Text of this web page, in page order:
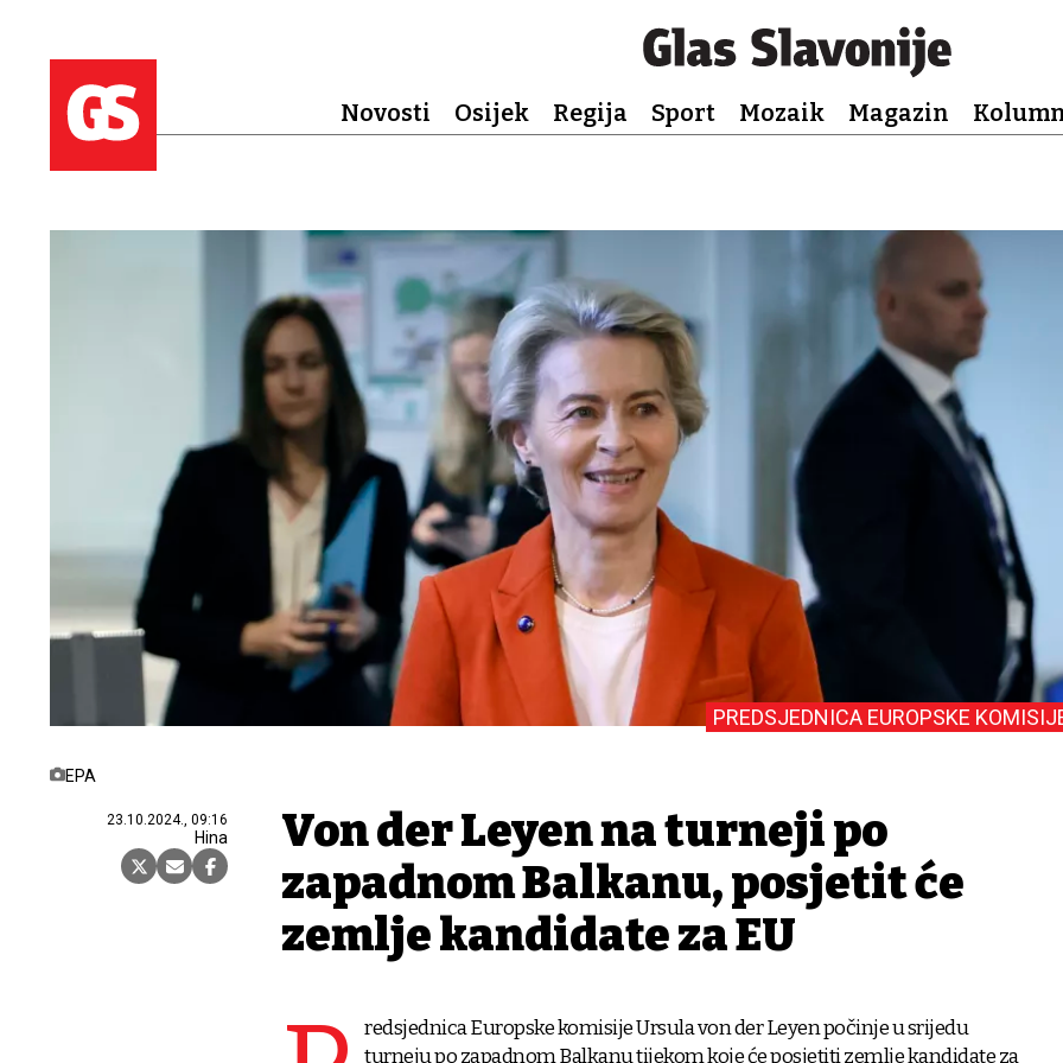
Novosti Osijek Regija Sport Mozaik Magazin
EPA
23.10.2024., 09:16
Hina
PREDSJEDNICA EUROPSKE
Von der Leyen na turneji po
zapadnom Balkanu, posjetit će
zemlje kandidate za EU
redsjednica Europske komisije Ursula von der Leyen počinje u srijedu
turneju po zapadnom Balkanu tijekom koje će posjetiti zemlje kandidate za